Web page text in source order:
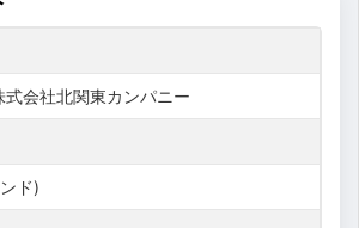
式会社北関東カンパニー
ド)